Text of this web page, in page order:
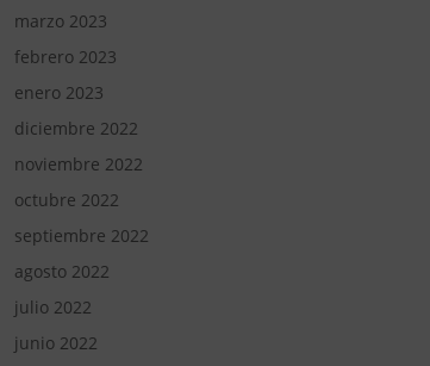
marzo 2023
febrero 2023
enero 2023
diciembre 2022
noviembre 2022
octubre 2022
septiembre 2022
agosto 2022
julio 2022
junio 2022